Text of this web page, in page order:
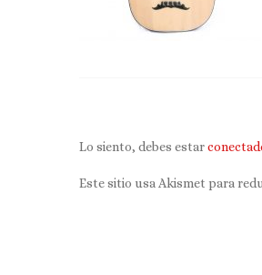
Lo siento, debes estar
Este sitio usa Akismet para